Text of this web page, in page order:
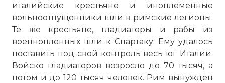
италийские крестьяне и иноплеменные
вольноотпущенники шли в римские легионы.
Те же крестьяне, гладиаторы и рабы из
военнопленных шли к Спартаку. Ему удалось
поставить под свой контроль весь юг Италии.
Войско гладиаторов возросло до 70 тысяч, а
потом и до 120 тысяч человек. Рим вынужден